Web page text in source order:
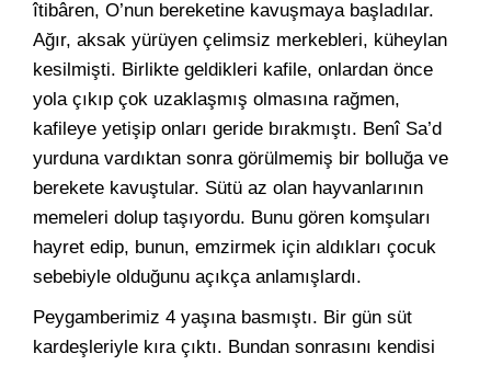
îtibâren, O’nun bereketine kavuşmaya başladılar.
Ağır, aksak yürüyen çelimsiz merkebleri, küheylan
kesilmişti. Birlikte geldikleri kafile, onlardan önce
yola çıkıp çok uzaklaşmış olmasına rağmen,
kafileye yetişip onları geride bırakmıştı. Benî Sa’d
yurduna vardıktan sonra görülmemiş bir bolluğa ve
berekete kavuştular. Sütü az olan hayvanlarının
memeleri dolup taşıyordu. Bunu gören komşuları
hayret edip, bunun, emzirmek için aldıkları çocuk
sebebiyle olduğunu açıkça anlamışlardı.
Peygamberimiz 4 yaşına basmıştı. Bir gün süt
kardeşleriyle kıra çıktı. Bundan sonrasını kendisi